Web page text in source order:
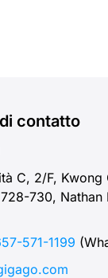
contatto
C, 2/F, Kwong
730, Nathan
571-1199